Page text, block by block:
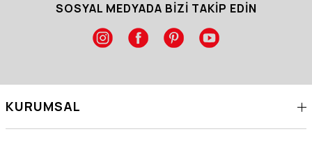
SOSYAL MEDYADA BİZİ TAKİP EDİN
KURUMSAL